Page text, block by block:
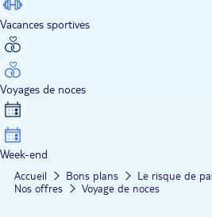
Vacances sportives
Voyages de noces
Week-end
Accueil Bons plans
Le risque de
Nos offres
Voyage de noces